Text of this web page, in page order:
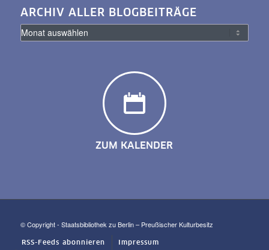
ARCHIV ALLER BLOGBEITRÄGE
ZUM KALENDER
© Copyright - Staatsbibliothek zu Berlin – Preußischer Kulturbesitz
RSS-Feeds abonnieren Impressum